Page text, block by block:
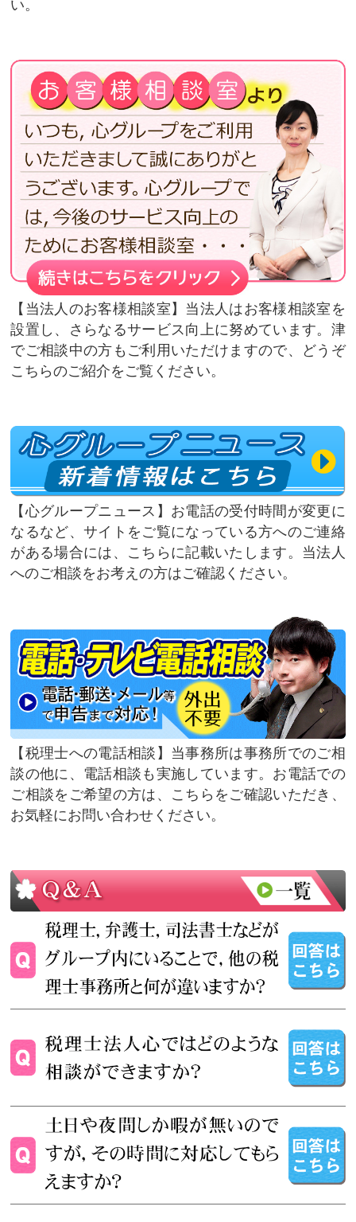
い。
当法人のお客様相談室
当法人はお客様相談室を
設置し、さらなるサービス向上に努めています。津
でご相談中の方もご利用いただけますので、どうぞ
こちらのご紹介をご覧ください。
心グループニュース
お電話の受付時間が変更に
なるなど、サイトをご覧になっている方へのご連絡
がある場合には、こちらに記載いたします。当法人
へのご相談をお考えの方はご確認ください。
税理士への電話相談
当事務所は事務所でのご相
談の他に、電話相談も実施しています。お電話での
ご相談をご希望の方は、こちらをご確認いただき、
お気軽にお問い合わせください。